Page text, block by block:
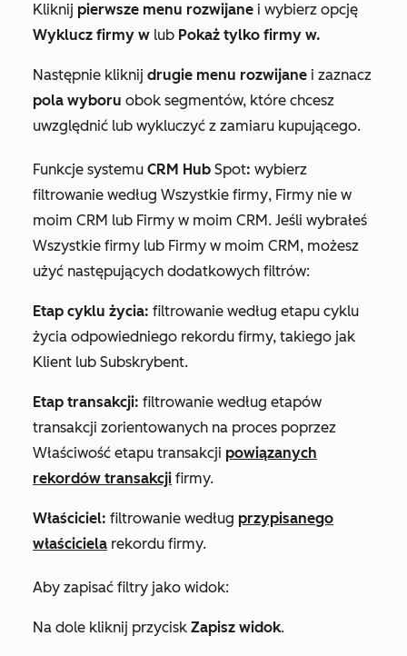
Kliknij pierwsze menu rozwijane i wybierz opcję
Wyklucz firmy w lub Pokaż tylko firmy w.
Następnie kliknij drugie menu rozwijane i zaznacz
pola wyboru obok segmentów, które chcesz
uwzględnić lub wykluczyć z zamiaru kupującego.
Funkcje systemu CRM Hub Spot: wybierz
filtrowanie według Wszystkie firmy, Firmy nie w
moim CRM lub Firmy w moim CRM. Jeśli wybrałeś
Wszystkie firmy lub Firmy w moim CRM, możesz
użyć następujących dodatkowych filtrów:
Etap cyklu życia: filtrowanie według etapu cyklu
życia odpowiedniego rekordu firmy, takiego jak
Klient lub Subskrybent.
Etap transakcji: filtrowanie według etapów
transakcji zorientowanych na proces poprzez
Właściwość etapu transakcji powiązanych
rekordów transakcji firmy.
Właściciel: filtrowanie według przypisanego
właściciela rekordu firmy.
Aby zapisać filtry jako widok:
Na dole kliknij przycisk Zapisz widok.